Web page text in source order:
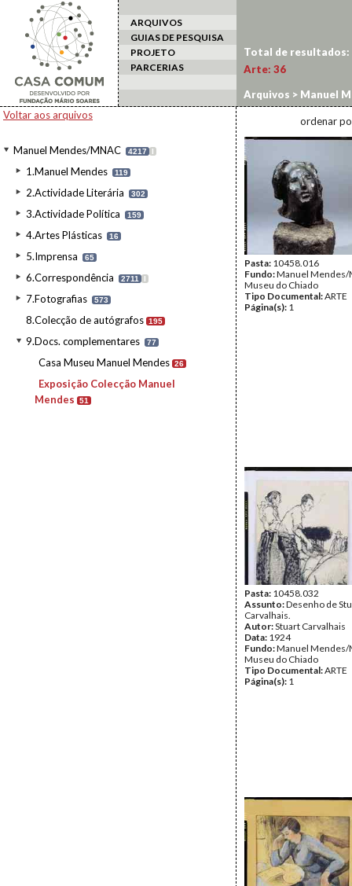
ARQUIVOS
GUIAS DE PESQUISA
PROJETO
PARCERIAS
Voltar aos arquivos
Manuel Mendes/MNAC 4217 I
1.Manuel Mendes 119
2.Actividade Literária 302
3.Actividade Política 159
4.Artes Plásticas 16
5.Imprensa 65
6.Correspondência 2711 I
7.Fotografias 573
8.Colecção de autógrafos 195
9.Docs. complementares 77
Casa Museu Manuel Mendes 26
Exposição Colecção Manuel
Mendes
51
Total de resultados:
Arte: 36
Arquivos > Manuel
ordenar
Pasta: 10458.016
Fundo:Manuel Mendes/
Museu do Chiado
Tipo Documental:ARTE
Página(s): 1
Pasta: 10458.032
Assunto:Desenho de
Carvalhais.
Autor:Stuart Carvalhais
Data: 1924
Fundo:Manuel Mendes/
Museu do Chiado
Tipo Documental:ARTE
Página(s): 1